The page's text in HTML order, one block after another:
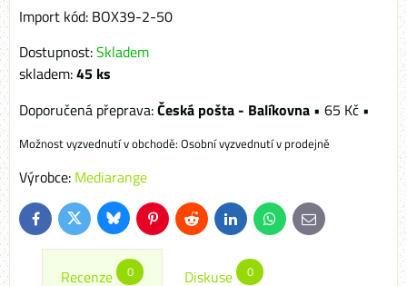
Import kód: BOX39-2-50
Dostupnost:Skladem
skladem:45 ks
Česká pošta - Balíkovna • 65 Kč •
Osobní vyzvednutí v prodejně
Výrobce: Mediarange
FacebookTwitterBlueskyPinterestReddit LinkedInWhatsApp
E-
mail
Recenze 0 Diskuse 0